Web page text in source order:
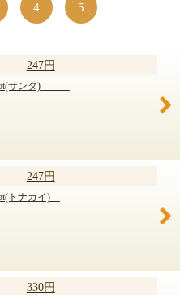
4 5
247円
cot(サンタ)
247円
トナカイ)
330円